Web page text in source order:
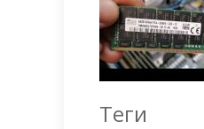
Теги